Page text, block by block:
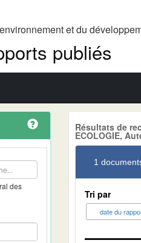
et du
publiés
des
Résultats de
ECOLOGIE,
1
Tri par
date du